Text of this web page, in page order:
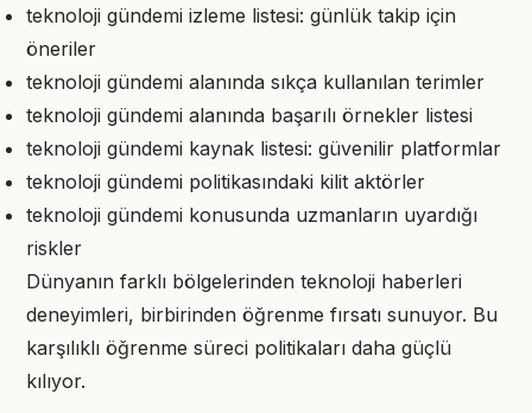
teknoloji gündemi izleme listesi: günlük takip için
öneriler
teknoloji gündemi alanında sıkça kullanılan terimler
teknoloji gündemi alanında başarılı örnekler listesi
teknoloji gündemi kaynak listesi: güvenilir platformlar
teknoloji gündemi politikasındaki kilit aktörler
teknoloji gündemi konusunda uzmanların uyardığı
riskler
Dünyanın farklı bölgelerinden teknoloji haberleri
deneyimleri, birbirinden öğrenme fırsatı sunuyor. Bu
karşılıklı öğrenme süreci politikaları daha güçlü
kılıyor.